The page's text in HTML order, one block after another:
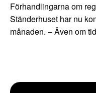
Förhandlingarna om
Ständerhuset har nu
månaden. – Även om